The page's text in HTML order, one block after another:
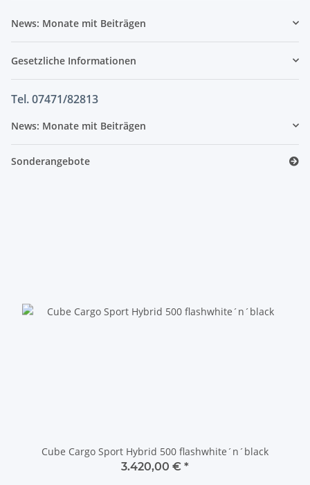
News: Monate mit Beiträgen
Gesetzliche Informationen
Tel. 07471/82813
News: Monate mit Beiträgen
Sonderangebote
Cube Cargo Sport Hybrid 500 flashwhite´n´black
3.420,00 € *